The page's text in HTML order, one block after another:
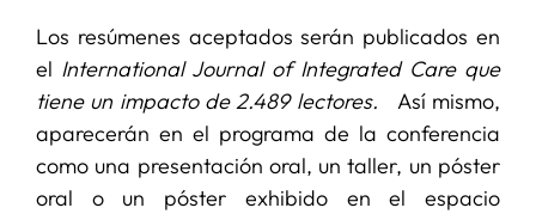
Los resúmenes aceptados serán publicados en
el International Journal of Integrated Care que
tiene un impacto de 2.489 lectores.
Así mismo,
aparecerán en el programa de la conferencia
como una presentación oral, un taller, un póster
oral o un póster exhibido en el espacio